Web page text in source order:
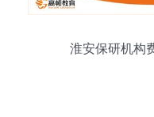
淮安保研机构